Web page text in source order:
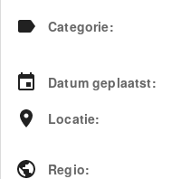
Categorie:
Datum geplaatst:
Locatie:
Regio: